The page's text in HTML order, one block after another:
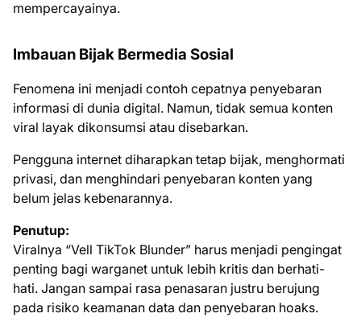
mempercayainya.
Imbauan Bijak Bermedia Sosial
Fenomena ini menjadi contoh cepatnya penyebaran
informasi di dunia digital. Namun, tidak semua konten
viral layak dikonsumsi atau disebarkan.
Pengguna internet diharapkan tetap bijak, menghormati
privasi, dan menghindari penyebaran konten yang
belum jelas kebenarannya.
Penutup:
Viralnya “Vell TikTok Blunder” harus menjadi pengingat
penting bagi warganet untuk lebih kritis dan berhati-
hati. Jangan sampai rasa penasaran justru berujung
pada risiko keamanan data dan penyebaran hoaks.